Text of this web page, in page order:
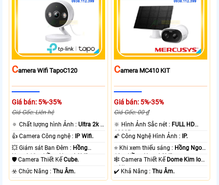
CAmera Wifi TapoC120
Giá bán: 5%-35%
Giá Gốc: Liên hệ
🔅 Chất lượng hình Ảnh :Ultra 2k +
.
👍 Camera Công nghệ :
IP Wifi.
💥 Giám sát Ban Đêm : Hồng
Ngoại 10m Hồng Ngoại SMD.
🛡 Camera Thiết KếCube.
️☣️ Chức Năng :Thu Âm.
CAmera MC410 KIT
Giá bán: 5%-35%
Giá Gốc: 00 ₫
🔆 Hình Ảnh Sắc nét : FULL HD
1080P .
🌠 Công Nghệ Hình Ảnh :
IP.
⭐ Khi xem thiếu sáng : Hồng Ngoại
10m Hồng Ngoại SMD.
🕸️ Camera Thiết Kế Dome Kim loại
+ Nhựa.
️✔️ Khả Năng :Thu Âm.